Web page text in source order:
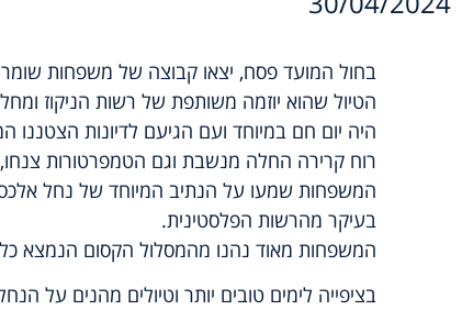
בחול המועד פסח, יצאו קבוצה של משפחות
הטיול שהוא יוזמה משותפת של רשות הניקוז
היה יום חם במיוחד ועם הגיעם לדיונות הצטננו
רוח קרירה החלה מנשבת וגם הטמפרטורות
המשפחות שמעו על הנתיב המיוחד של נחל
בעיקר מהרשות הפלסטינית.
המשפחות מאוד נהנו מהמסלול הקסום הנמצא
בציפייה לימים טובים יותר וטיולים מהנים על